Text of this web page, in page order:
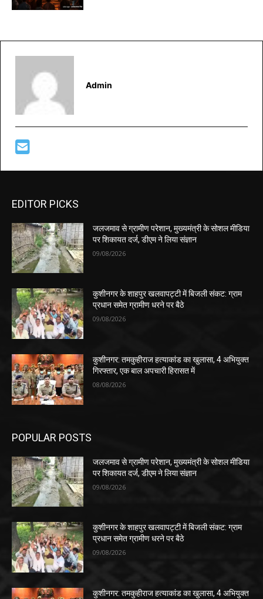
Admin
EDITOR PICKS
जलजमाव से ग्रामीण परेशान, मुख्यमंत्री के सोशल मीडिया
पर शिकायत दर्ज, डीएम ने लिया संज्ञान
09/08/2026
कुशीनगर के शाहपुर खलवापट्टी में बिजली संकट: ग्राम
प्रधान समेत ग्रामीण धरने पर बैठे
09/08/2026
कुशीनगर: तमकुहीराज हत्याकांड का खुलासा, 4 अभियुक्त
गिरफ्तार, एक बाल अपचारी हिरासत में
08/08/2026
POPULAR POSTS
जलजमाव से ग्रामीण परेशान, मुख्यमंत्री के सोशल मीडिया
पर शिकायत दर्ज, डीएम ने लिया संज्ञान
09/08/2026
कुशीनगर के शाहपुर खलवापट्टी में बिजली संकट: ग्राम
प्रधान समेत ग्रामीण धरने पर बैठे
09/08/2026
कुशीनगर: तमकुहीराज हत्याकांड का खुलासा, 4 अभियुक्त